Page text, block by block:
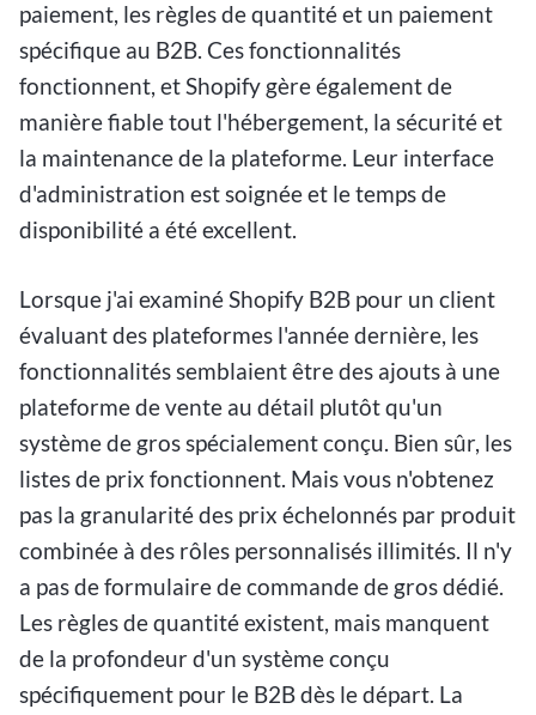
paiement, les règles de quantité et un paiement
spécifique au B2B. Ces fonctionnalités
fonctionnent, et Shopify gère également de
manière fiable tout l'hébergement, la sécurité et
la maintenance de la plateforme. Leur interface
d'administration est soignée et le temps de
disponibilité a été excellent.
Lorsque j'ai examiné Shopify B2B pour un client
évaluant des plateformes l'année dernière, les
fonctionnalités semblaient être des ajouts à une
plateforme de vente au détail plutôt qu'un
système de gros spécialement conçu. Bien sûr, les
listes de prix fonctionnent. Mais vous n'obtenez
pas la granularité des prix échelonnés par produit
combinée à des rôles personnalisés illimités. Il n'y
a pas de formulaire de commande de gros dédié.
Les règles de quantité existent, mais manquent
de la profondeur d'un système conçu
spécifiquement pour le B2B dès le départ. La